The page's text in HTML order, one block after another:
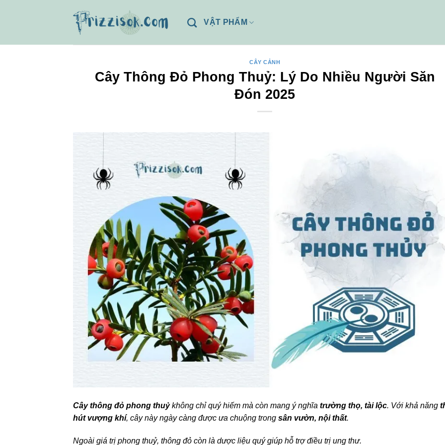
dung
VẬT PHẨM
CÂY CẢNH
Cây Thông Đỏ Phong Thuỷ: Lý Do Nhiều Người Săn
Đón 2025
Cây thông đỏ phong thuỷkhông chỉ quý hiếm mà còn mang ý nghĩa trường thọ, tài lộc. Với khả năng
hút vượng khí, cây này ngày càng được ưa chuộng trong sân vườn, nội thất.
Ngoài giá trị phong thuỷ, thông đỏ còn là dược liệu quý giúp hỗ trợ điều trị ung thư.